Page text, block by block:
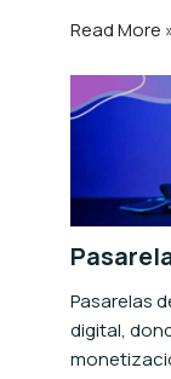
Read More
Pasarelas
digital,